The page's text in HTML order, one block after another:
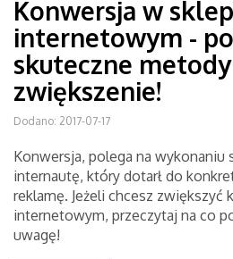
Konwersja w
internetowym -
skuteczne
zwiększenie!
Dodano: 2017-07-17
Konwersja, polega na wykonaniu
internautę, który dotarł do
reklamę. Jeżeli chcesz zwiększyć
internetowym, przeczytaj na co
uwagę!